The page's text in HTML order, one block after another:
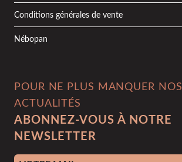
Conditions générales de vente
Nébopan
POUR NE PLUS MANQUER NOS
ACTUALITÉS
ABONNEZ-VOUS À NOTRE
NEWSLETTER